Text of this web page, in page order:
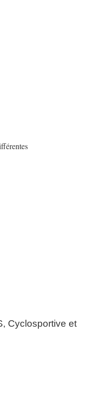
Cyclosportive et